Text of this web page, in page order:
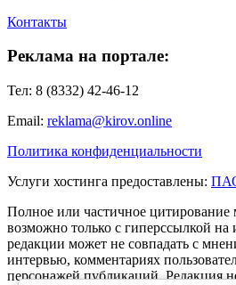
Контакты
Реклама на портале:
Тел: 8 (8332) 42-46-12
Email: reklama@kirov.online
Политика конфиденциальности
Услуги хостинга предоставлены:
Полное или частичное цитирование
возможно только с гиперссылкой
редакции может не совпадать с
интервью, комментариях
персонажей публикаций. Редакция